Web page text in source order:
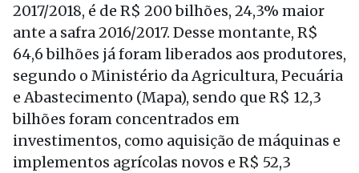
2017/2018, é de R$ 200 bilhões, 24,3% maior
ante a safra 2016/2017. Desse montante, R$
64,6 bilhões já foram liberados aos produtores,
segundo o Ministério da Agricultura, Pecuária
e Abastecimento (Mapa), sendo que R$ 12,3
bilhões foram concentrados em
investimentos, como aquisição de máquinas e
implementos agrícolas novos e R$ 52,3